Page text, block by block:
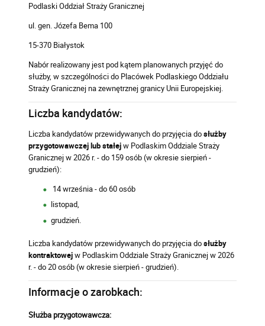
Podlaski Oddział Straży Granicznej
ul. gen. Józefa Bema 100
15-370 Białystok
Nabór realizowany jest pod kątem planowanych przyjęć do
służby, w szczególności do Placówek Podlaskiego Oddziału
Straży Granicznej na zewnętrznej granicy Unii Europejskiej.
Liczba kandydatów:
Liczba kandydatów przewidywanych do przyjęcia dosłużby
przygotowawczejlub stałejw Podlaskim Oddziale Straży
Granicznej w 2026 r. - do 159 osób (w okresie sierpień -
grudzień):
14 września - do 60 osób
listopad,
grudzień.
Liczba kandydatów przewidywanych do przyjęcia dosłużby
kontraktowejw Podlaskim Oddziale Straży Granicznej w 2026
r. - do 20 osób(w okresie sierpień - grudzień).
Informacje o zarobkach:
Służba przygotowawcza: